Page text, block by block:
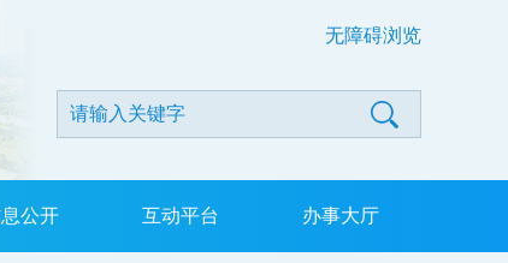
无障碍浏览
公开 互动平台 办事大厅